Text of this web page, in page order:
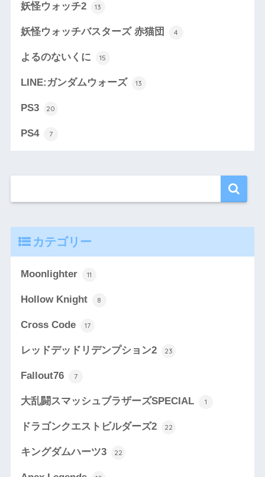
妖怪ウォッチ2 13
妖怪ウォッチバスターズ 赤猫団 4
よるのないくに 15
LINE:ガンダムウォーズ 13
PS3 20
PS4 7
カテゴリー
Moonlighter 11
Hollow Knight 8
Cross Code 17
レッドデッドリデンプション2 23
Fallout76 7
大乱闘スマッシュブラザーズSPECIAL 1
ドラゴンクエストビルダーズ2 22
キングダムハーツ3 22